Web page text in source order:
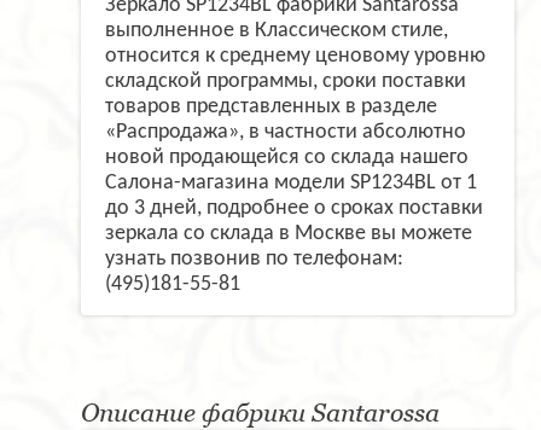
Зеркало SP1234BL фабрики Santarossa
выполненное в Классическом стиле,
относится к среднему ценовому уровню
складской программы, сроки поставки
товаров представленных в разделе
«Распродажа», в частности абсолютно
новой продающейся со склада нашего
Салона-магазина модели SP1234BL от 1
до 3 дней, подробнее о сроках поставки
зеркала со склада в Москве вы можете
узнать позвонив по телефонам:
(495)181-55-81
Описание фабрики Santarossa